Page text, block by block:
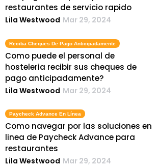
restaurantes de servicio rapido
Lila Westwood Mar 29, 2024
Reciba Cheques De Pago Anticipadamente
Como puede el personal de
hosteleria recibir sus cheques de
pago anticipadamente?
Lila Westwood Mar 29, 2024
Paycheck Advance En Línea
Como navegar por las soluciones en
linea de Paycheck Advance para
restaurantes
Lila Westwood Mar 29, 2024